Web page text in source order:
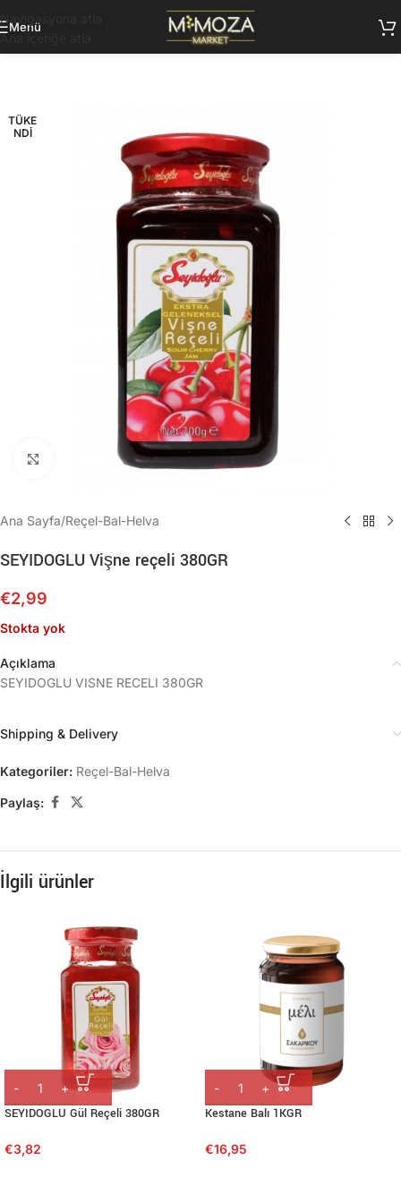
Navigasyona atla
Ana içeriğe atla
Menü
TÜKE
NDI
Büyütmek için tıklayın
Ana Sayfa/Reçel-Bal-Helva
SEYIDOGLU Vişne reçeli 380GR
€2,99
Stokta yok
Açıklama
SEYIDOGLU VISNE RECELI 380GR
Shipping & Delivery
Kategoriler: Reçel-Bal-Helva
Paylaş:
İlgili ürünler
SEYIDOGLU Gül Reçeli 380GR
€3,82
Kestane Balı 1KGR
€16,95